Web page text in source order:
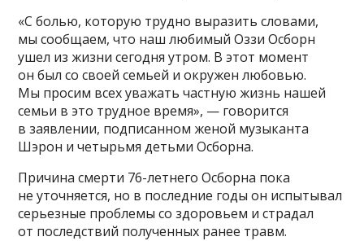
«С болью, которую трудно выразить словами,
мы сообщаем, что наш любимый Оззи Осборн
ушел из жизни сегодня утром. В этот момент
он был со своей семьей и окружен любовью.
Мы просим всех уважать частную жизнь нашей
семьи в это трудное время», — говорится
в заявлении, подписанном женой музыканта
Шэрон и четырьмя детьми Осборна.
Причина смерти 76-летнего Осборна пока
не уточняется, но в последние годы он испытывал
серьезные проблемы со здоровьем и страдал
от последствий полученных ранее травм.